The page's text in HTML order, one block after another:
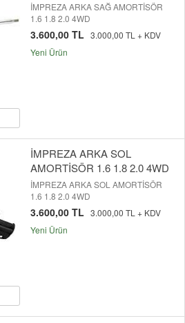
İMPREZA ARKA SAĞ AMORTİSÖR
1.6 1.8 2.0 4WD
3.600,00 TL 3.000,00 TL + KDV
Yeni Ürün
İMPREZA ARKA SOL
AMORTİSÖR 1.6 1.8 2.0 4WD
İMPREZA ARKA SOL AMORTİSÖR
1.6 1.8 2.0 4WD
3.600,00 TL 3.000,00 TL + KDV
Yeni Ürün